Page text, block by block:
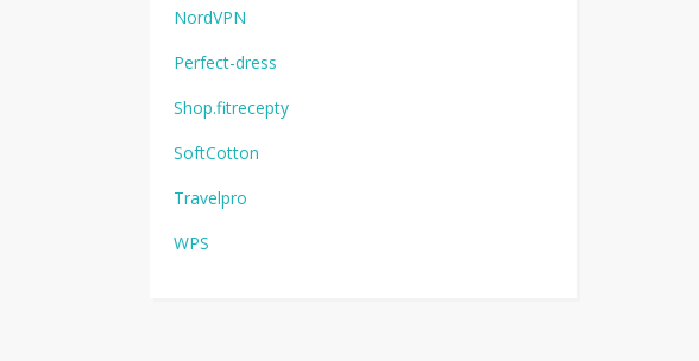
NordVPN
Perfect-dress
Shop.fitrecepty
SoftCotton
Travelpro
WPS